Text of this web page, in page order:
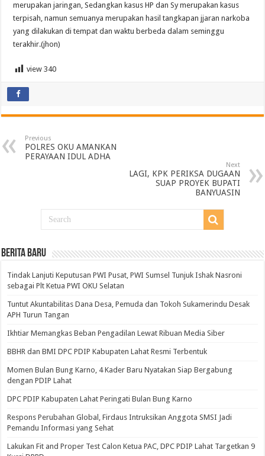
merupakan jaringan, Sedangkan kasus HP dan Sy merupakan kasus
terpisah, namun semuanya merupakan hasil tangkapan jjaran narkoba
yang dilakukan di tempat dan waktu berbeda dalam seminggu
terakhir.(jhon)
view 340
Previous
POLRES OKU AMANKAN
PERAYAAN IDUL ADHA
Next
LAGI, KPK PERIKSA DUGAAN
SUAP PROYEK BUPATI
BANYUASIN
BERITA BARU
Tindak Lanjuti Keputusan PWI Pusat, PWI Sumsel Tunjuk Ishak Nasroni
sebagai Plt Ketua PWI OKU Selatan
Tuntut Akuntabilitas Dana Desa, Pemuda dan Tokoh Sukamerindu Desak
APH Turun Tangan
Ikhtiar Memangkas Beban Pengadilan Lewat Ribuan Media Siber
BBHR dan BMI DPC PDIP Kabupaten Lahat Resmi Terbentuk
Momen Bulan Bung Karno, 4 Kader Baru Nyatakan Siap Bergabung
dengan PDIP Lahat
DPC PDIP Kabupaten Lahat Peringati Bulan Bung Karno
Respons Perubahan Global, Firdaus Intruksikan Anggota SMSI Jadi
Pemandu Informasi yang Sehat
Lakukan Fit and Proper Test Calon Ketua PAC, DPC PDIP Lahat Targetkan 9